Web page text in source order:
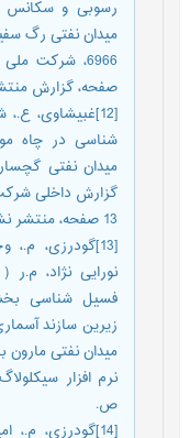
رسوبی و سکانس
صفحه، گزارش
شناسی در چاه
گزارش داخلی
13 صفحه، منتشر نشده.
[13]گودرزی، م.،
فسیل شناسی
زیرین سازند
میدان نفتی مارون
ص.
[14]گودرزی، م.،